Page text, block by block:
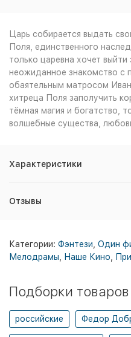
Царь собирается выдать
Поля, единственного
только царевна хочет
неожиданное знакомство с
обаятельным матросом
хитреца Поля заполучить
тёмная магия и богатство,
волшебные существа,
Характеристики
Отзывы
Категории: Фэнтези Один
Мелодрамы
Наше Кино
Подборки
российские Федор